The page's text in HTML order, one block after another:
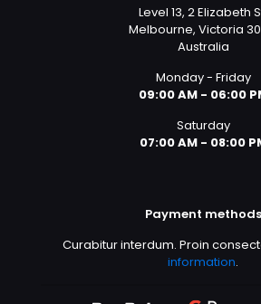
Level 13, 2 Elizabeth
Melbourne, Victoria
Australia
Monday - Friday
09:00 AM - 06:00
Saturday
07:00 AM - 08:00
Payment methods
Curabitur interdum. Proin
information.